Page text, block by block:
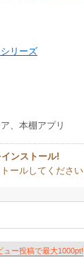
リーズ
、本棚アプリ
ンストール!
ールしてください
ュー投稿で最大1000pt!